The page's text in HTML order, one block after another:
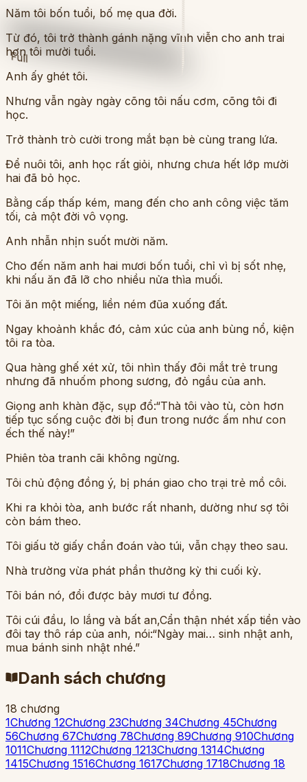
Full
Năm tôi bốn tuổi, bố mẹ qua đời.
Từ đó, tôi trở thành gánh nặng vĩnh viễn cho anh trai
hơn tôi mười tuổi.
Anh ấy ghét tôi.
Nhưng vẫn ngày ngày cõng tôi nấu cơm, cõng tôi đi
học.
Trở thành trò cười trong mắt bạn bè cùng trang lứa.
Để nuôi tôi, anh học rất giỏi, nhưng chưa hết lớp mười
hai đã bỏ học.
Bằng cấp thấp kém, mang đến cho anh công việc tăm
tối, cả một đời vô vọng.
Anh nhẫn nhịn suốt mười năm.
Cho đến năm anh hai mươi bốn tuổi, chỉ vì bị sốt nhẹ,
khi nấu ăn đã lỡ cho nhiều nửa thìa muối.
Tôi ăn một miếng, liền ném đũa xuống đất.
Ngay khoảnh khắc đó, cảm xúc của anh bùng nổ, kiện
tôi ra tòa.
Qua hàng ghế xét xử, tôi nhìn thấy đôi mắt trẻ trung
nhưng đã nhuốm phong sương, đỏ ngầu của anh.
Giọng anh khàn đặc, sụp đổ:“Thà tôi vào tù, còn hơn
tiếp tục sống cuộc đời bị đun trong nước ấm như con
ếch thế này!”
Phiên tòa tranh cãi không ngừng.
Tôi chủ động đồng ý, bị phán giao cho trại trẻ mồ côi.
Khi ra khỏi tòa, anh bước rất nhanh, dường như sợ tôi
còn bám theo.
Tôi giấu tờ giấy chẩn đoán vào túi, vẫn chạy theo sau.
Nhà trường vừa phát phần thưởng kỳ thi cuối kỳ.
Tôi bán nó, đổi được bảy mươi tư đồng.
Tôi cúi đầu, lo lắng và bất an,Cẩn thận nhét xấp tiền vào
đôi tay thô ráp của anh, nói:“Ngày mai… sinh nhật anh,
mua bánh sinh nhật nhé.”
Danh sách chương
18 chương
1Chương 12Chương 23Chương 34Chương 45Chương
56Chương 67Chương 78Chương 89Chương 910Chương
1011Chương 1112Chương 1213Chương 1314Chương
1415Chương 1516Chương 1617Chương 1718Chương 18